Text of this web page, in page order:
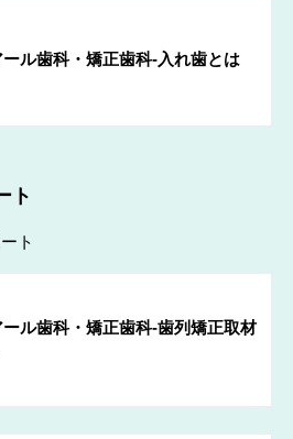
ル歯科・矯正歯科-入れ歯とは
ト
ト
ル歯科・矯正歯科-歯列矯正取材